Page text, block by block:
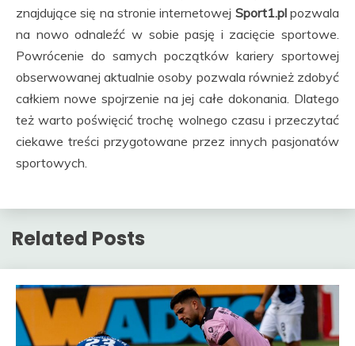
znajdujące się na stronie internetowej Sport1.plpozwala
na nowo odnaleźć w sobie pasję i zacięcie sportowe.
Powrócenie do samych początków kariery sportowej
obserwowanej aktualnie osoby pozwala również zdobyć
całkiem nowe spojrzenie na jej całe dokonania. Dlatego
też warto poświęcić trochę wolnego czasu i przeczytać
ciekawe treści przygotowane przez innych pasjonatów
sportowych.
Related Posts